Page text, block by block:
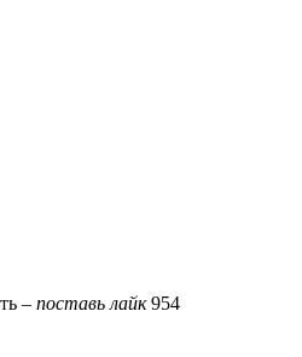
– поставь лайк 954